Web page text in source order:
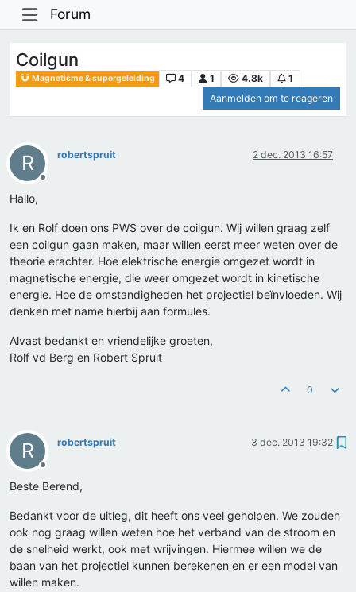
Forum
Coilgun
Magnetisme & supergeleiding 4 1 4.8k
1
Aanmelden om te reageren
R
Offline
robertspruit 2 dec. 2013 16:57
Hallo,
Ik en Rolf doen ons PWS over de coilgun. Wij willen graag zelf
een coilgun gaan maken, maar willen eerst meer weten over de
theorie erachter. Hoe elektrische energie omgezet wordt in
magnetische energie, die weer omgezet wordt in kinetische
energie. Hoe de omstandigheden het projectiel beïnvloeden. Wij
denken met name hierbij aan formules.
Alvast bedankt en vriendelijke groeten,
Rolf vd Berg en Robert Spruit
0
R
Offline
robertspruit 3 dec. 2013 19:32
Beste Berend,
Bedankt voor de uitleg, dit heeft ons veel geholpen. We zouden
ook nog graag willen weten hoe het verband van de stroom en
de snelheid werkt, ook met wrijvingen. Hiermee willen we de
baan van het projectiel kunnen berekenen en er een model van
willen maken.